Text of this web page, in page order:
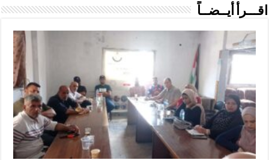
اقـــرأ أيــضــاً